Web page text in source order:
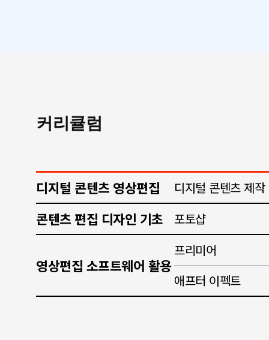
커리큘럼
디지털 콘텐츠 영상편집 디지털 콘텐츠 제작
콘텐츠 편집 디자인 기초 포토샵
영상편집 소프트웨어 활용
프리미어
애프터 이펙트